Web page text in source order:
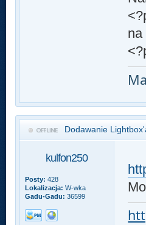
na
Dodawanie
kulfon250
Posty: 428
Lokalizacja: W-wka
Gadu-Gadu: 36599